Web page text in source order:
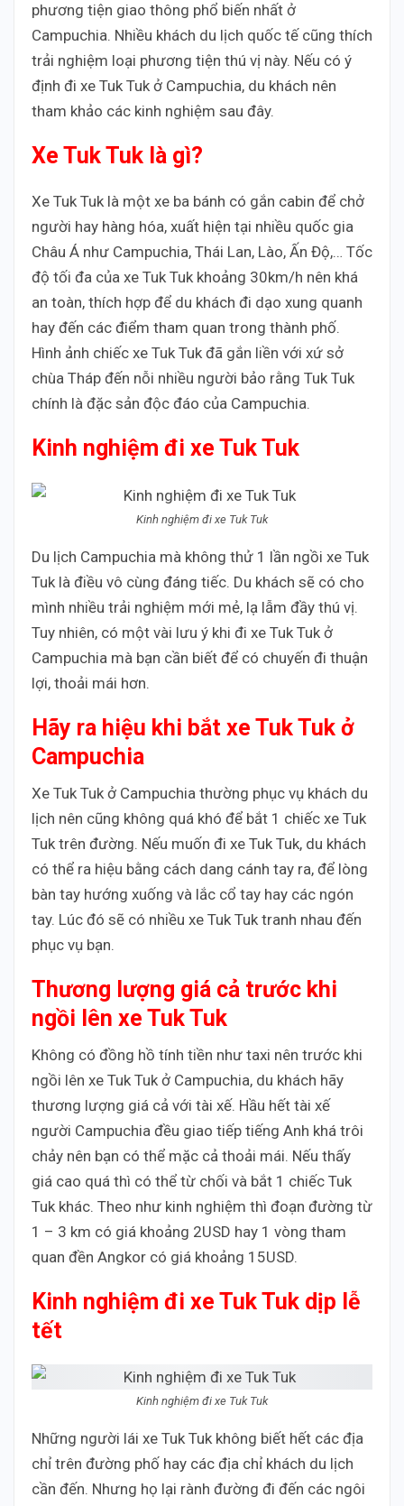
phương tiện giao thông phổ biến nhất ở
Campuchia. Nhiều khách du lịch quốc tế cũng thích
trải nghiệm loại phương tiện thú vị này. Nếu có ý
định đi xe Tuk Tuk ở Campuchia, du khách nên
tham khảo các kinh nghiệm sau đây.
Xe Tuk Tuk là gì?
Xe Tuk Tuk là một xe ba bánh có gắn cabin để chở
người hay hàng hóa, xuất hiện tại nhiều quốc gia
Châu Á như Campuchia, Thái Lan, Lào, Ấn Độ,… Tốc
độ tối đa của xe Tuk Tuk khoảng 30km/h nên khá
an toàn, thích hợp để du khách đi dạo xung quanh
hay đến các điểm tham quan trong thành phố.
Hình ảnh chiếc xe Tuk Tuk đã gắn liền với xứ sở
chùa Tháp đến nỗi nhiều người bảo rằng Tuk Tuk
chính là đặc sản độc đáo của Campuchia.
Kinh nghiệm đi xe Tuk Tuk
Kinh nghiệm đi xe Tuk Tuk
Du lịch Campuchia mà không thử 1 lần ngồi xe Tuk
Tuk là điều vô cùng đáng tiếc. Du khách sẽ có cho
mình nhiều trải nghiệm mới mẻ, lạ lẫm đầy thú vị.
Tuy nhiên, có một vài lưu ý khi đi xe Tuk Tuk ở
Campuchia mà bạn cần biết để có chuyến đi thuận
lợi, thoải mái hơn.
Hãy ra hiệu khi bắt xe Tuk Tuk ở
Campuchia
Xe Tuk Tuk ở Campuchia thường phục vụ khách du
lịch nên cũng không quá khó để bắt 1 chiếc xe Tuk
Tuk trên đường. Nếu muốn đi xe Tuk Tuk, du khách
có thể ra hiệu bằng cách dang cánh tay ra, để lòng
bàn tay hướng xuống và lắc cổ tay hay các ngón
tay. Lúc đó sẽ có nhiều xe Tuk Tuk tranh nhau đến
phục vụ bạn.
Thương lượng giá cả trước khi
ngồi lên xe Tuk Tuk
Không có đồng hồ tính tiền như taxi nên trước khi
ngồi lên xe Tuk Tuk ở Campuchia, du khách hãy
thương lượng giá cả với tài xế. Hầu hết tài xế
người Campuchia đều giao tiếp tiếng Anh khá trôi
chảy nên bạn có thể mặc cả thoải mái. Nếu thấy
giá cao quá thì có thể từ chối và bắt 1 chiếc Tuk
Tuk khác. Theo như kinh nghiệm thì đoạn đường từ
1 – 3 km có giá khoảng 2USD hay 1 vòng tham
quan đền Angkor có giá khoảng 15USD.
Kinh nghiệm đi xe Tuk Tuk dịp lễ
tết
Kinh nghiệm đi xe Tuk Tuk
Những người lái xe Tuk Tuk không biết hết các địa
chỉ trên đường phố hay các địa chỉ khách du lịch
cần đến. Nhưng họ lại rành đường đi đến các ngôi